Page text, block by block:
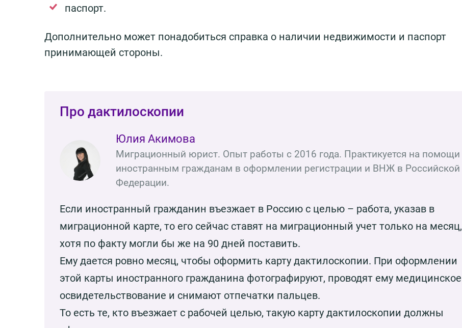
паспорт.
Дополнительно может понадобиться справка о наличии недвижимости и паспорт
принимающей стороны.
Про дактилоскопии
Юлия Акимова
Миграционный юрист. Опыт работы с 2016 года. Практикуется на помощи
иностранным гражданам в оформлении регистрации и ВНЖ в Российской
Федерации.
Если иностранный гражданин въезжает в Россию с целью – работа, указав в
миграционной карте, то его сейчас ставят на миграционный учет только на месяц,
хотя по факту могли бы же на 90 дней поставить.
Ему дается ровно месяц, чтобы оформить карту дактилоскопии. При оформлении
этой карты иностранного гражданина фотографируют, проводят ему медицинское
освидетельствование и снимают отпечатки пальцев.
То есть те, кто въезжает с рабочей целью, такую карту дактилоскопии должны